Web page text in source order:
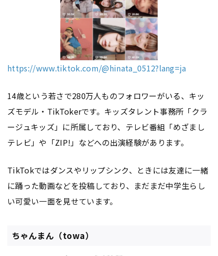
https://www.tiktok.com/@hinata_0512?lang=ja
14歳という若さで280万人ものフォロワーがいる、キッ
ズモデル・TikTokerです。キッズタレント事務所「クラ
ージュキッズ」に所属しており、テレビ番組「めざまし
テレビ」や「ZIP!」などへの出演経験があります。
TikTokではダンスやリップシンク、ときには友達に一緒
に踊った動画などを投稿しており、まだまだ中学生らし
い可愛い一面を見せています。
ちゃんまん（towa）